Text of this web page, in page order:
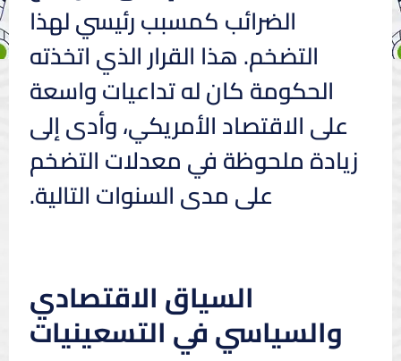
الضرائب كمسبب رئيسي لهذا
التضخم. هذا القرار الذي اتخذته
الحكومة كان له تداعيات واسعة
على الاقتصاد الأمريكي، وأدى إلى
زيادة ملحوظة في معدلات التضخم
على مدى السنوات التالية.
السياق الاقتصادي
والسياسي في التسعينيات